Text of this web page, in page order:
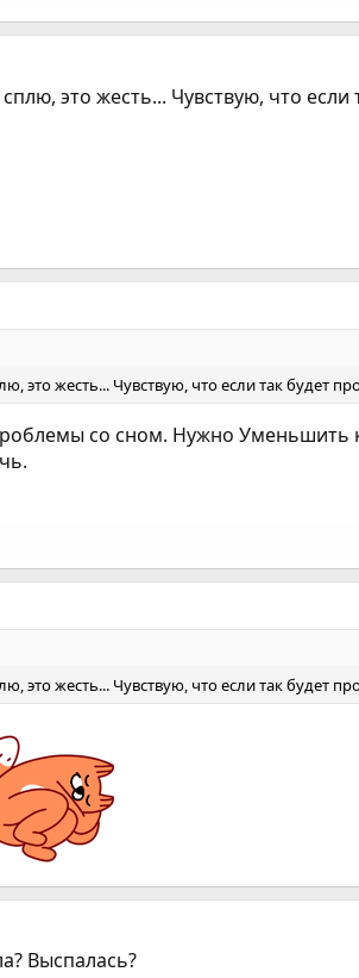
это жесть... Чувствую, что
это жесть... Чувствую, что если так будет
со сном. Нужно Уменьшить
это жесть... Чувствую, что если так будет
Выспалась?